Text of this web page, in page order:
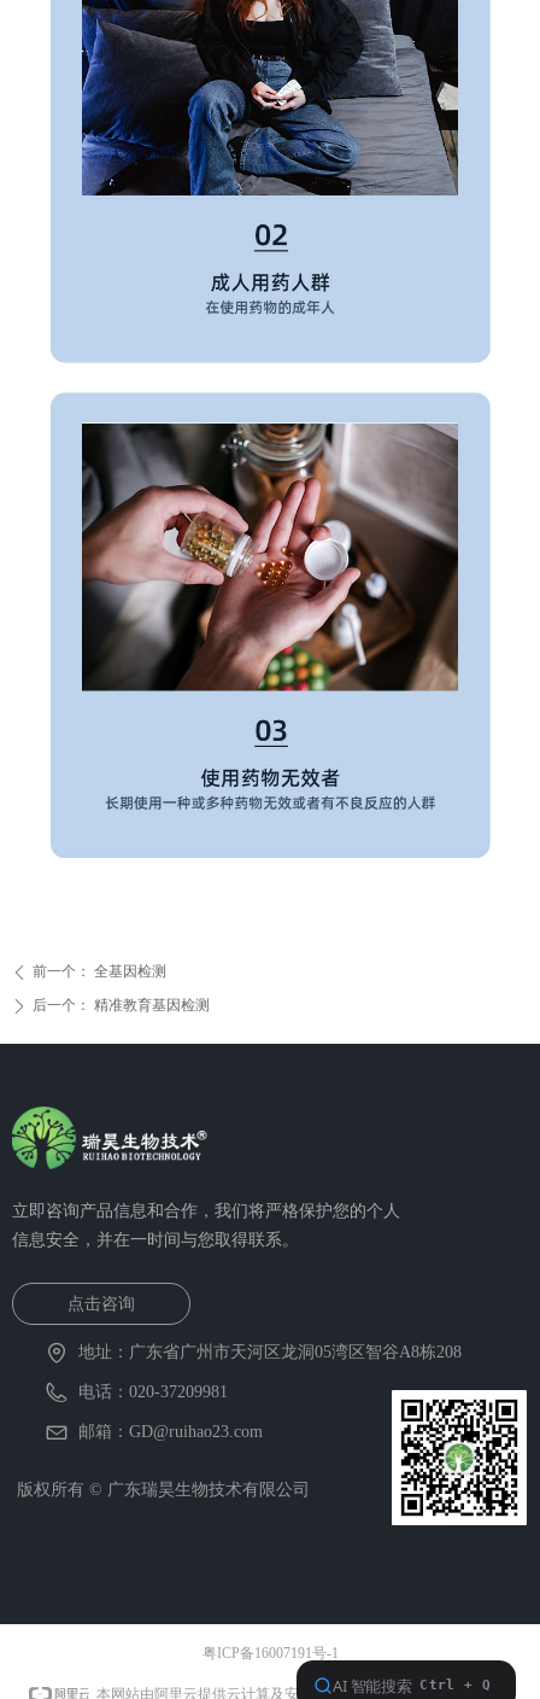
ꄴ 前一个： 全基因检测
ꄲ 后一个： 精准教育基因检测
立即咨询产品信息和合作，我们将严格保护您的个人
信息安全，并在一时间与您取得联系。
点击咨询
地址： 广东省广州市天河区龙洞05湾区智谷A8栋208
电话： 020-37209981
邮箱： GD@ruihao23.com
版权所有 © 广东瑞昊生物技术有限公司
粤ICP备16007191号-1
本网站由阿里云提供云计算及安全服务 本网站支持 IPv6